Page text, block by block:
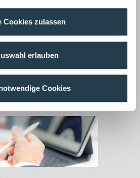
Cookies zulassen
erlauben
Cookies
sich für unsere Mandanten
aus